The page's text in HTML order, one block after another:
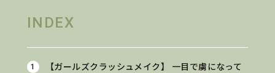
INDEX
【ガールズクラッシュメイク】
一目で虜になって